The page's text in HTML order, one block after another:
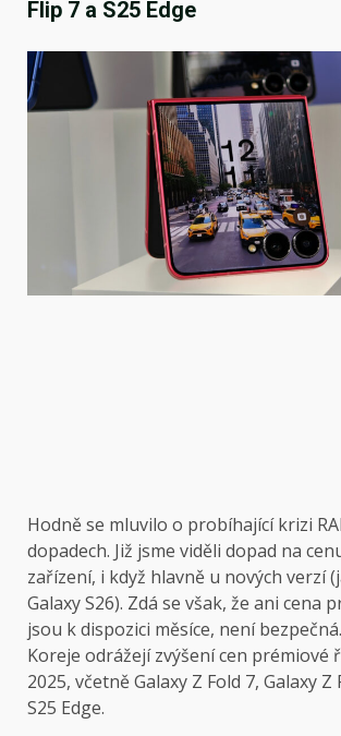
Flip 7 a S25 Edge
Hodně se mluvilo o probíhající krizi
dopadech. Již jsme viděli dopad na
zařízení, i když hlavně u nových verzí
Galaxy S26). Zdá se však, že ani cena
jsou k dispozici měsíce, není
Koreje odrážejí zvýšení cen prémiové
2025, včetně Galaxy Z Fold 7, Galaxy Z
S25 Edge.